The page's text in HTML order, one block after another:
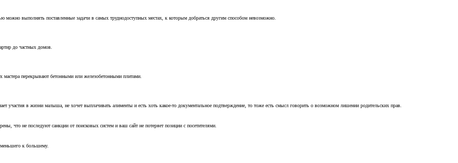
выполнять поставленные задачи в самых труднодоступных местах, к которым добраться другим способом невозможно.
до частных домов.
перекрывают бетонными или железобетонными плитами.
участия в жизни малыша, не хочет выплачивать алименты и есть хоть какое-то документальное подтверждение, то тоже есть смысл говорить о возможном лишении родительских прав.
что не последуют санкции от поисковых систем и ваш сайт не потеряет позиции с посетителями.
к большему.